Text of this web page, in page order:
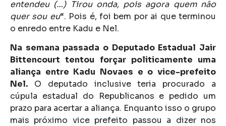
entendeu (…) Tirou onda, pois agora quem não
quer sou eu“. Pois é, foi bem por ai que terminou
o enredo entre Kadu e Nel.
Na semana passada o Deputado Estadual Jair
Bittencourt tentou forçar politicamente uma
aliança entre Kadu Novaes e o vice-prefeito
Nel. O deputado inclusive teria procurado a
cúpula estadual do Republicanos e pedido um
prazo para acertar a aliança. Enquanto isso o grupo
mais próximo vice prefeito passou a dizer nos